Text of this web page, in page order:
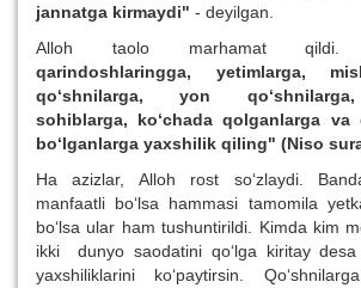
jannatga kirmaydi" - deyilgan.
Alloh taolo marhamat
qarindoshlaringga, yetimlarga,
qo‘shnilarga, yon
sohiblarga, ko‘chada qolganlarga va
bo‘lganlarga yaxshilik qiling" (Niso
Ha azizlar, Alloh rost so‘zlaydi.
manfaatli bo‘lsa hammasi tamomila
bo‘lsa ular ham tushuntirildi. Kimda kim
ikki
dunyo saodatini qo‘lga kiritay desa
yaxshiliklarini ko‘paytirsin.